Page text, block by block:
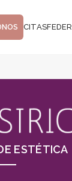
CITASFEDER
ESTÉTICA